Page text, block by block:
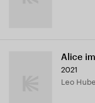
Alice
2021
Leo